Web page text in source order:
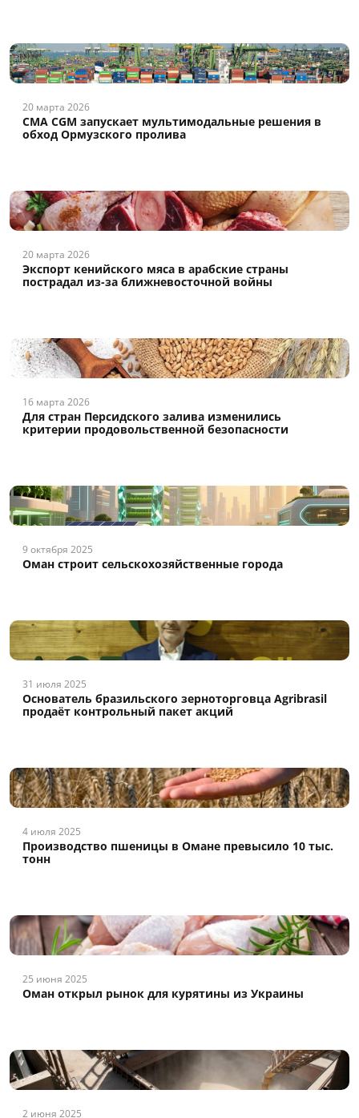
20 марта 2026
CMA CGM запускает мультимодальные решения в
обход Ормузского пролива
20 марта 2026
Экспорт кенийского мяса в арабские страны
пострадал из-за ближневосточной войны
16 марта 2026
Для стран Персидского залива изменились
критерии продовольственной безопасности
9 октября 2025
Оман строит сельскохозяйственные города
31 июля 2025
Основатель бразильского зерноторговца Agribrasil
продаёт контрольный пакет акций
4 июля 2025
Производство пшеницы в Омане превысило 10 тыс.
тонн
25 июня 2025
Оман открыл рынок для курятины из Украины
2 июня 2025